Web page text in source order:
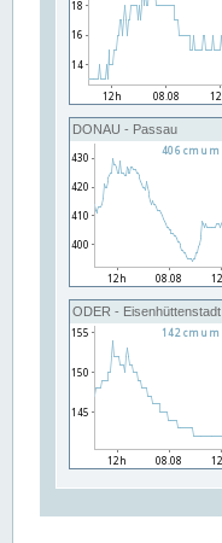
DONAU - Passau
ODER - Eisenhüttenstadt